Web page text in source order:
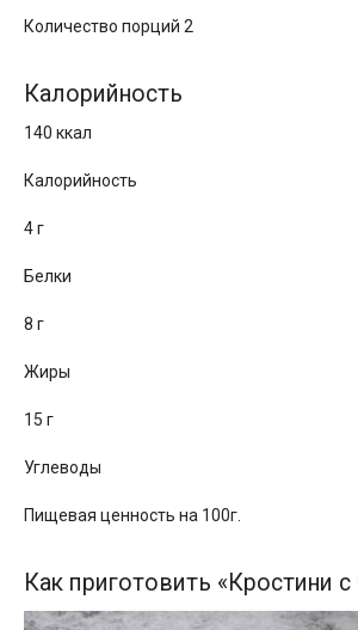
Количество порций 2
Калорийность
140 ккал
Калорийность
4 г
Белки
8 г
Жиры
15 г
Углеводы
Пищевая ценность на 100г.
Как приготовить «Кростини